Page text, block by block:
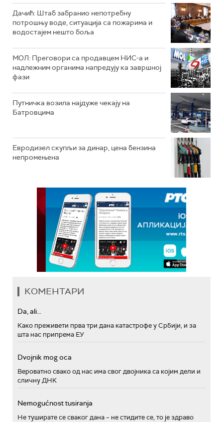
Дачић: Штаб забранио непотребну
потрошњу воде, ситуација са пожарима и
водостајем нешто боља
МОЛ: Преговори са продавцем НИС-а и
надлежним органима напредују ка завршној
фази
Путничка возила најдуже чекају на
Батровцима
Евродизел скупљи за динар, цена бензина
непромењена
КОМЕНТАРИ
Da, ali...
Како преживети прва три дана катастрофе у Србији, и за
шта нас припрема ЕУ
Dvojnik mog oca
Вероватно свако од нас има свог двојника са којим дели и
сличну ДНК
Nemogućnost tusiranja
Не туширате се сваког дана – не стидите се, то је здраво